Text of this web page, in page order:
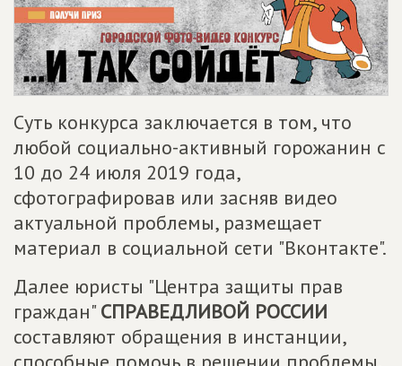
Суть конкурса заключается в том, что
любой социально-активный горожанин с
10 до 24 июля 2019 года,
сфотографировав или засняв видео
актуальной проблемы, размещает
материал в социальной сети "Вконтакте".
Далее юристы "Центра защиты прав
граждан"СПРАВЕДЛИВОЙ РОССИИ
составляют обращения в инстанции,